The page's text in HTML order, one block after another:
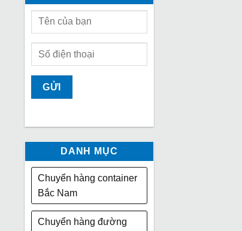
DANH MỤC
Chuyển hàng container
Bắc Nam
Chuyển hàng đường